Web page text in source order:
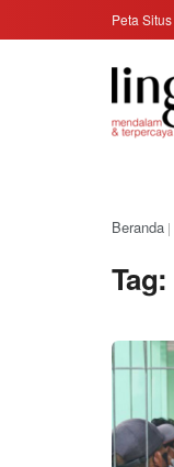
Peta Situs
Beranda |
Tag: